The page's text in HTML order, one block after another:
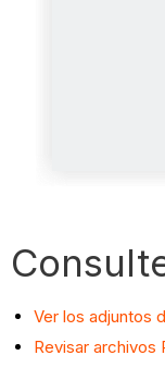
Ver los adjuntos
Revisar archivos